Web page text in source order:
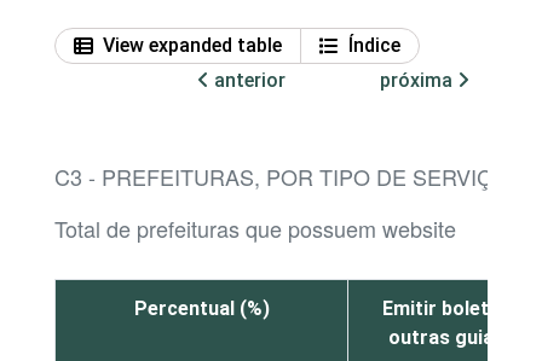
View expanded table
Índice
anterior
próxima
C3 - PREFEITURAS, POR TIPO DE SERVIÇO
Total de prefeituras que possuem website
Percentual (%)
Emitir boletos
outras guias de